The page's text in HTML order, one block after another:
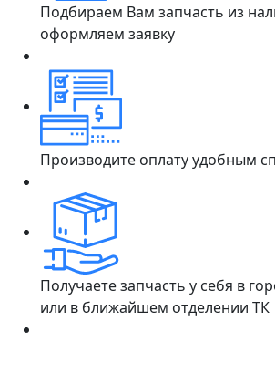
Подбираем Вам запчасть из
оформляем заявку
Производите оплату удобным
Получаете запчасть у себя в
или в ближайшем отделении ТК